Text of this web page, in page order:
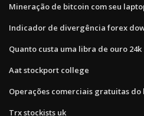
Mineração de bitcoin com seu
Indicador de divergência forex
Quanto custa uma libra de ouro 24k
Aat stockport college
Operações comerciais gratuitas
Trx stockists uk